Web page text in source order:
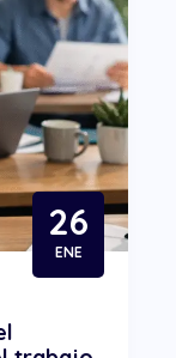
26
ENE